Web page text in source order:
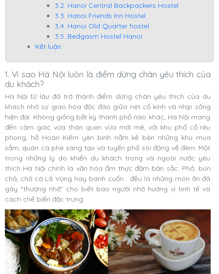
3.2. Hanoi Central Backpackers Hostel
3.3. Hanoi Friends Inn Hostel
3.4. Hanoi Old Quarter hostel
3.5. Bedgasm Hostel Hanoi
Kết luận
1. Vì sao Hà Nội luôn là điểm dừng chân yêu thích của
du khách?
Hà Nội từ lâu đã trở thành điểm dừng chân yêu thích của du
khách nhờ sự giao hòa độc đáo giữa nét cổ kính và nhịp sống
hiện đại. Không giống bất kỳ thành phố nào khác, Hà Nội mang
đến cảm giác vừa thân quen vừa mới mẻ, với khu phố cổ rêu
phong, hồ Hoàn Kiếm yên bình nằm kề bên những khu mua
sắm, quán cà phê sáng tạo và tuyến phố sôi động về đêm. Một
trong những lý do khiến du khách trong và ngoài nước yêu
thích Hà Nội chính là văn hóa ẩm thực đậm bản sắc. Phở, bún
chả, chả cá Lã Vọng hay bánh cuốn... đều là những món ăn đã
gây “thương nhớ” cho biết bao người nhờ hương vị tinh tế và
cách chế biến đặc trưng.